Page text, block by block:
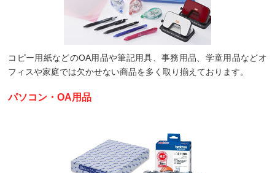
コピー用紙などのOA用品や筆記用具、事務用品、学童用品などオ
フィスや家庭では欠かせない商品を多く取り揃えております。
パソコン・OA用品